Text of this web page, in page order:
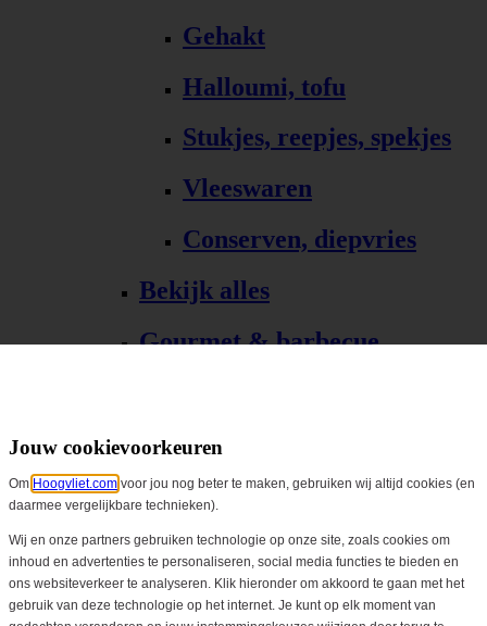
Gehakt
Halloumi, tofu
Stukjes, reepjes, spekjes
Vleeswaren
Conserven, diepvries
Bekijk alles
Gourmet & barbecue
Gourmet, fondue
Barbecue, grill
Bekijk alles
Biologisch
Jouw cookievoorkeuren
Om Hoogvliet.com voor jou nog beter te maken, gebruiken wij altijd cookies (en
daarmee vergelijkbare technieken).
Wij en onze partners gebruiken technologie op onze site, zoals cookies om
inhoud en advertenties te personaliseren, social media functies te bieden en
ons websiteverkeer te analyseren. Klik hieronder om akkoord te gaan met het
gebruik van deze technologie op het internet. Je kunt op elk moment van